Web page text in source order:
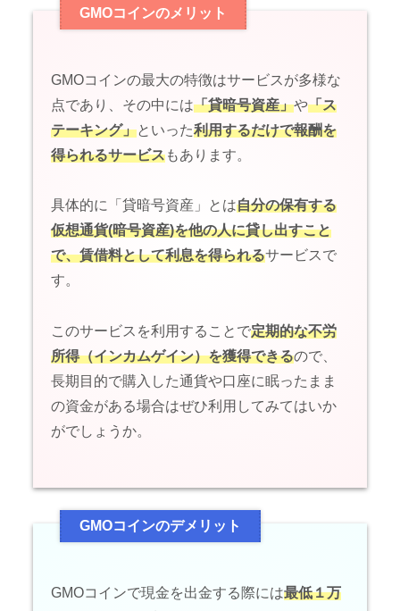
GMOコインのメリット
GMOコインの最大の特徴はサービスが多様な
点であり、その中には「貸暗号資産」や「ス
テーキング」といった利用するだけで報酬を
得られるサービスもあります。
具体的に「貸暗号資産」とは自分の保有する
仮想通貨(暗号資産)を他の人に貸し出すこと
で、賃借料として利息を得られるサービスで
す。
このサービスを利用することで定期的な不労
所得（インカムゲイン）を獲得できるので、
長期目的で購入した通貨や口座に眠ったまま
の資金がある場合はぜひ利用してみてはいか
がでしょうか。
GMOコインのデメリット
GMOコインで現金を出金する際には最低１万